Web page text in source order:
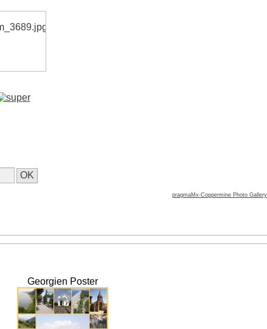
pragmaMx-Coppermine Photo Gallery
Georgien Poster